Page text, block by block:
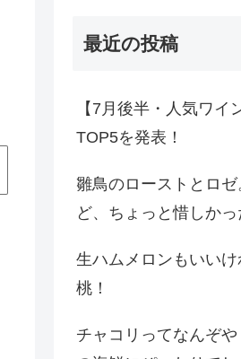
最近の投稿
【7月後半・人気ワ
TOP5を発表！
雛鳥のローストとロ
ど、ちょっと惜しかっ
生ハムメロンもいい
桃！
チャコリってなんぞ